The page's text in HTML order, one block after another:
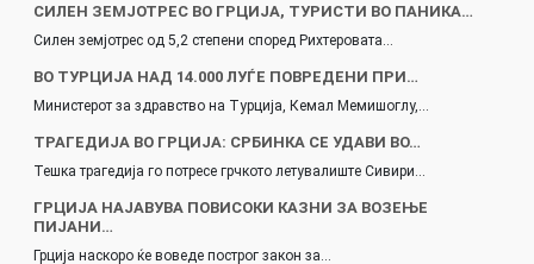
СИЛЕН ЗЕМЈОТРЕС ВО ГРЦИЈА, ТУРИСТИ ВО ПАНИКА…
Силен земјотрес од 5,2 степени според Рихтеровата…
ВО ТУРЦИЈА НАД 14.000 ЛУЃЕ ПОВРЕДЕНИ ПРИ…
Министерот за здравство на Турција, Кемал Мемишоглу,…
ТРАГЕДИЈА ВО ГРЦИЈА: СРБИНКА СЕ УДАВИ ВО…
Тешка трагедија го потресе грчкото летувалиште Сивири…
ГРЦИЈА НАЈАВУВА ПОВИСОКИ КАЗНИ ЗА ВОЗЕЊЕ
ПИЈАНИ…
Грција наскоро ќе воведе построг закон за…